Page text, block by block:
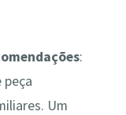
:
peça
Um